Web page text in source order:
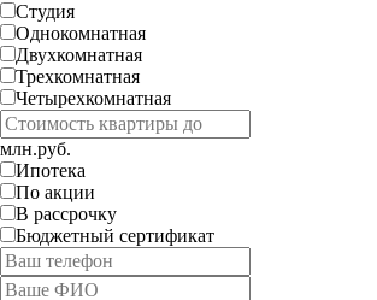
Студия
Однокомнатная
Двухкомнатная
Трехкомнатная
Четырехкомнатная
млн.руб.
Ипотека
По акции
В рассрочку
Бюджетный сертификат